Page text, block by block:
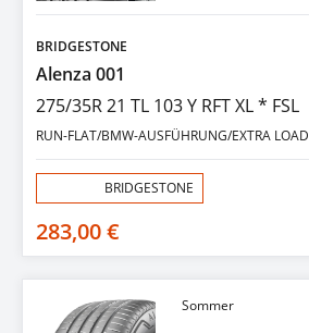
BRIDGESTONE
Alenza 001
275/35R 21 TL 103 Y RFT XL * FSL
RUN-FLAT/BMW-AUSFÜHRUNG/EXTRA LOAD
BRIDGESTONE
283,00 €
Sommer